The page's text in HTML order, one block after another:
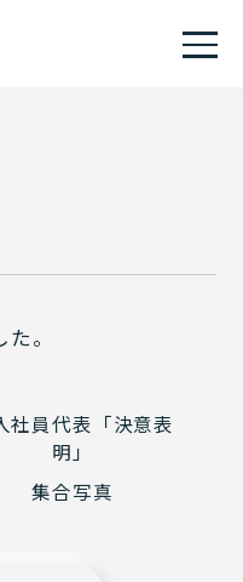
。
社員代表「決意表
明」
集合写真